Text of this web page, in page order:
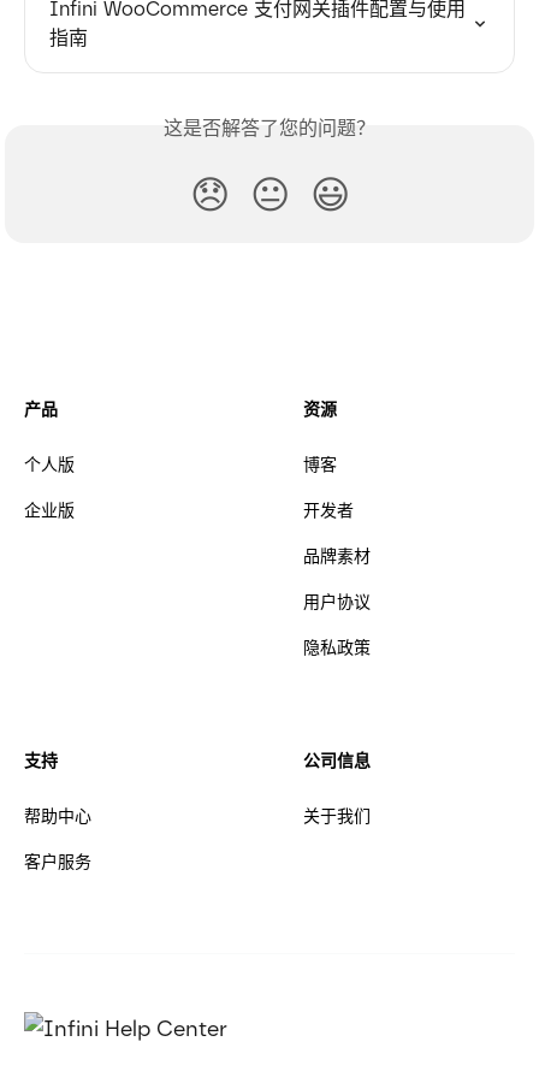
Infini WooCommerce 支付网关插件配置与使用
指南
这是否解答了您的问题？
😞 😐 😃
产品
个人版
企业版
资源
博客
开发者
品牌素材
用户协议
隐私政策
支持
帮助中心
客户服务
公司信息
关于我们